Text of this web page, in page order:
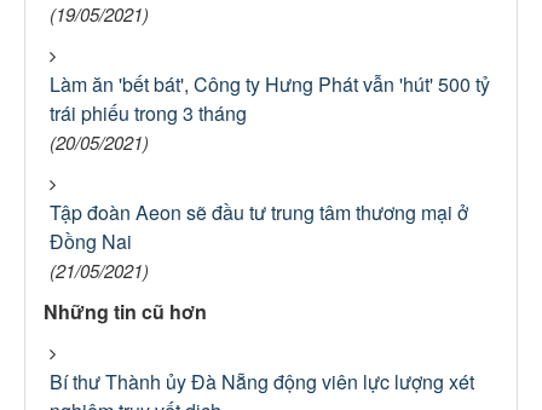
(19/05/2021)
Làm ăn 'bết bát', Công ty Hưng Phát vẫn 'hút' 500 tỷ
trái phiếu trong 3 tháng
(20/05/2021)
Tập đoàn Aeon sẽ đầu tư trung tâm thương mại ở
Đồng Nai
(21/05/2021)
Những tin cũ hơn
Bí thư Thành ủy Đà Nẵng động viên lực lượng xét